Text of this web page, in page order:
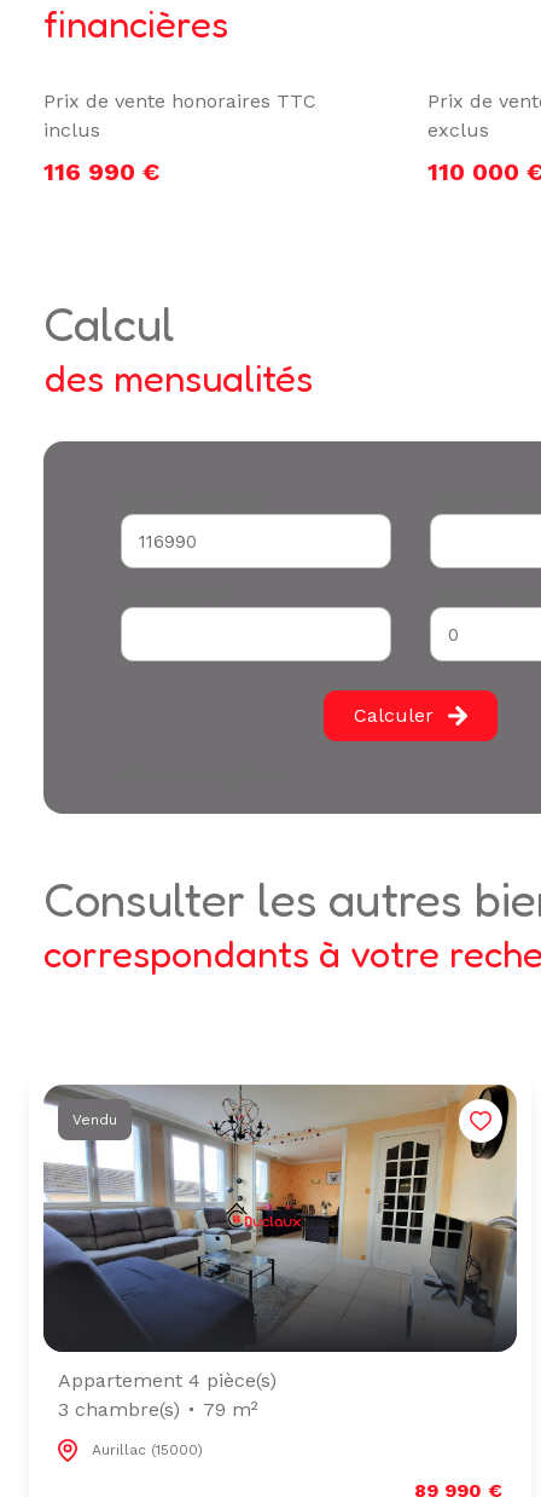
financières
Prix de vente honoraires TTC
inclus
116 990 €
Prix de
exclus
110 000
calcul
des mensualités
Calculer
consulter les autres
correspondants à votre
Vendu
Appartement 4 pièce(s)
3 chambre(s)
79 m²
Aurillac (15000)
89 990 €